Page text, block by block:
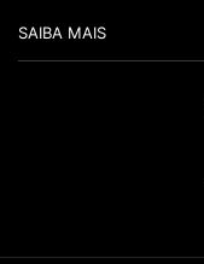
SAIBA MAIS